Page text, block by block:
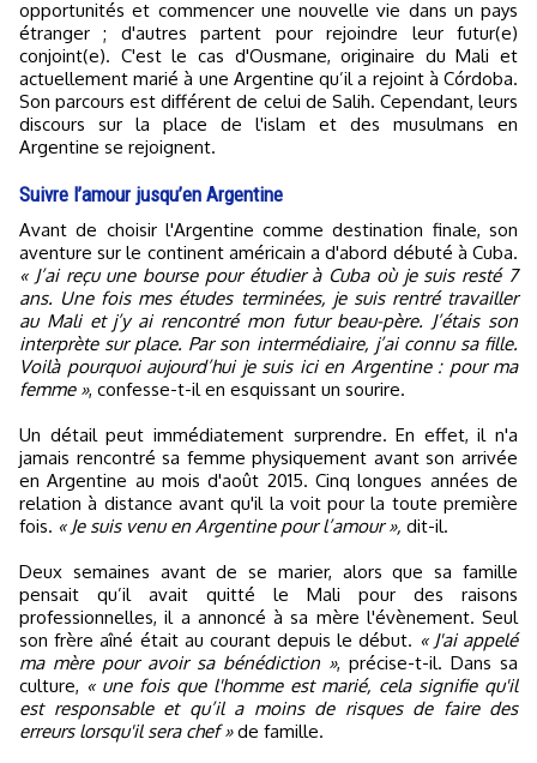
opportunités et commencer une nouvelle vie dans un pays
étranger ; d'autres partent pour rejoindre leur futur(e)
conjoint(e). C'est le cas d'Ousmane, originaire du Mali et
actuellement marié à une Argentine qu’il a rejoint à Córdoba.
Son parcours est différent de celui de Salih. Cependant, leurs
discours sur la place de l'islam et des musulmans en
Argentine se rejoignent.
Suivre l’amour jusqu’en Argentine
Avant de choisir l'Argentine comme destination finale, son
aventure sur le continent américain a d'abord débuté à Cuba.
« J’ai reçu une bourse pour étudier à Cuba où je suis resté 7
ans. Une fois mes études terminées, je suis rentré travailler
au Mali et j’y ai rencontré mon futur beau-père. J’étais son
interprète sur place. Par son intermédiaire, j’ai connu sa fille.
Voilà pourquoi aujourd’hui je suis ici en Argentine : pour ma
femme », confesse-t-il en esquissant un sourire.
Un détail peut immédiatement surprendre. En effet, il n'a
jamais rencontré sa femme physiquement avant son arrivée
en Argentine au mois d'août 2015. Cinq longues années de
relation à distance avant qu'il la voit pour la toute première
fois. « Je suis venu en Argentine pour l’amour », dit-il.
Deux semaines avant de se marier, alors que sa famille
pensait qu’il avait quitté le Mali pour des raisons
professionnelles, il a annoncé à sa mère l'évènement. Seul
son frère aîné était au courant depuis le début. « J'ai appelé
ma mère pour avoir sa bénédiction », précise-t-il. Dans sa
culture, « une fois que l'homme est marié, cela signifie qu'il
est responsable et qu’il a moins de risques de faire des
erreurs lorsqu'il sera chef »de famille.